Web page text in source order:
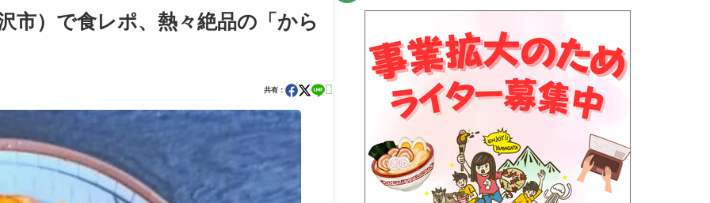
市）で食レポ、熱々絶品の「から
共有： 